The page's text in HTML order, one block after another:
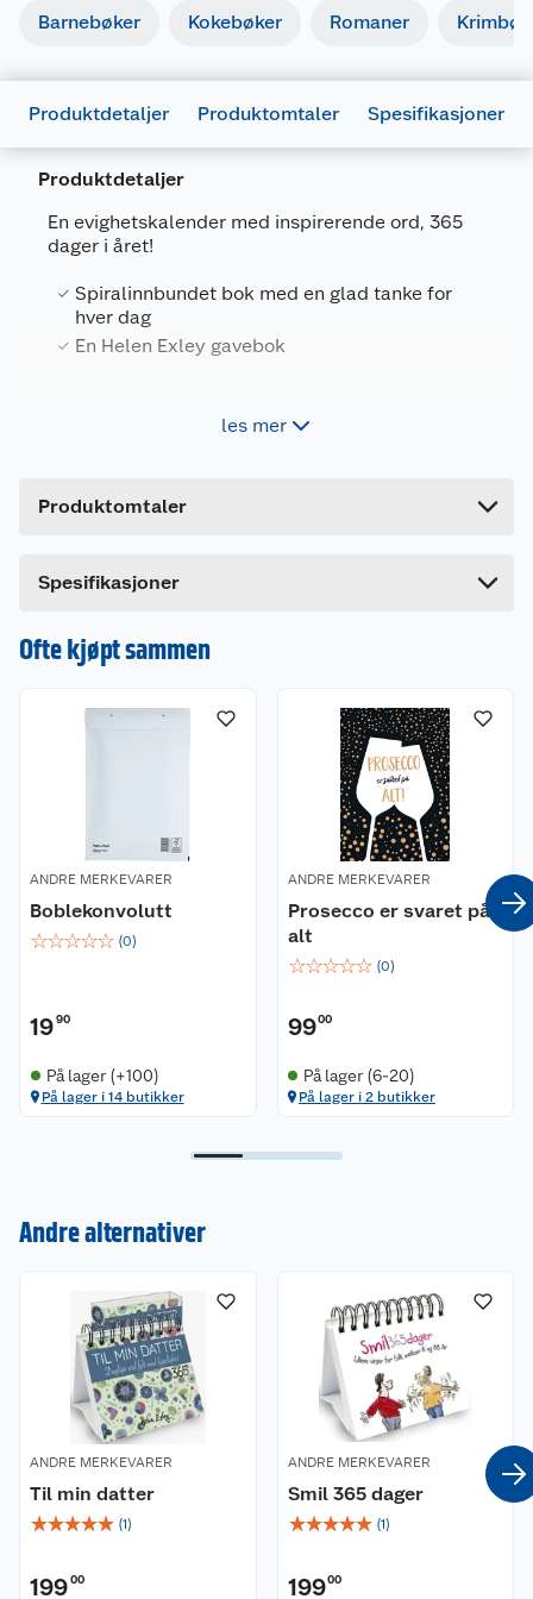
Barnebøker Kokebøker Romaner
Produktdetaljer Produktomtaler Spesifikasjoner
Produktdetaljer
En evighetskalender med inspirerende ord, 365
dager i året!
Spiralinnbundet bok med en glad tanke for
hver dag
En Helen Exley gavebok
breddfull av livsglede og begeistring. Hver dag
spiralinnbundet og kan stå av seg selv der det
les mer
Produktomtaler
Dette produktet har ikke fått noen omtale ennå.
en omtale.
Spesifikasjoner
Generelt
Artikkelnummer
9788234103148
Leverandørens
artikkelnummer
Ofte kjøpt sammen
ANDRE MERKEVARER
Boblekonvolutt
☆☆☆☆☆ (0)
1990
På lager (+100)
På lager i 14 butikker
ANDRE MERKEVARER
Prosecco er svaret på
alt
☆☆☆☆☆ (0)
9900
På lager (6-20)
På lager i 2 butikker
Andre alternativer
ANDRE MERKEVARER
Til min datter
☆☆☆☆☆ (1)
19900
ANDRE MERKEVARER
Smil 365 dager
☆☆☆☆☆ (1)
19900
Nyheter
Våre butikker
Våre merkevarer
Coop kjeder
Ledige stillinger
Angre- og returrett
Reklamasjon og garanti
Ofte stilte spørsmål
Betalingsalternativer
Leveringsalternativer
Åpent kjøp